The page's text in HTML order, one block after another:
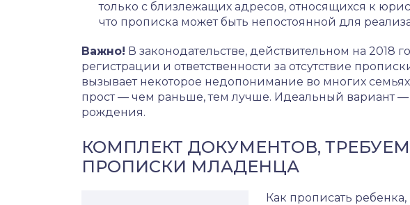
только с близлежащих адресов, относящихся к
что прописка может быть непостоянной для
Важно! В законодательстве, действительном на 2018
регистрации и ответственности за отсутствие
вызывает некоторое недопонимание во многих
прост — чем раньше, тем лучше. Идеальный вариант —
рождения.
КОМПЛЕКТ ДОКУМЕНТОВ,
ПРОПИСКИ МЛАДЕНЦА
Как прописать